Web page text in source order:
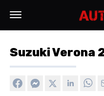
Suzuki Verona